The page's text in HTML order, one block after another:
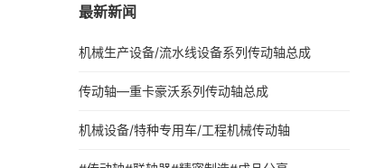
最新新闻
机械生产设备/流水线设备系列传动轴总成
传动轴—重卡豪沃系列传动轴总成
机械设备/特种专用车/工程机械传动轴